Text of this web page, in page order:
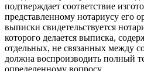
подтверждает соответствие
представленному нотариусу его
выписки свидетельствуется
которого делается выписка,
отдельных, не связанных между
должна воспроизводить полный
определенному вопросу.